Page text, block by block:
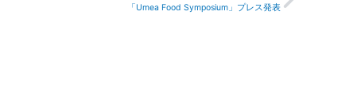
「Umea Food Symposium」プレス発表